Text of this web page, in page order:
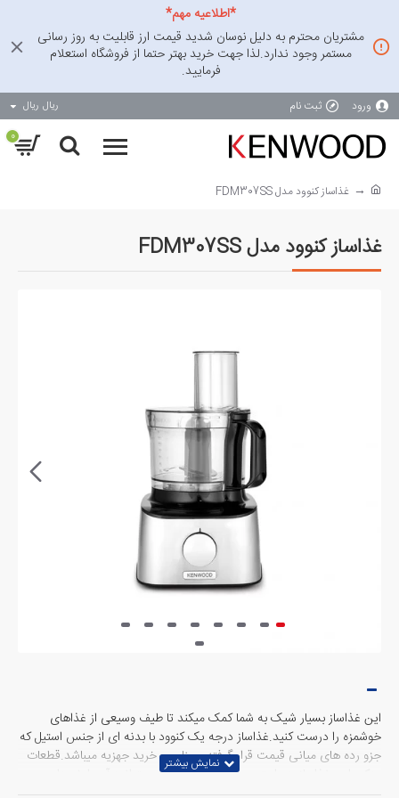
*اطلاعیه مهم*
مشتریان محترم به دلیل نوسان شدید قیمت ارز قابلیت به روز رسانی
مستمر وجود ندارد.لذا جهت خرید بهتر حتما از فروشگاه استعلام
فرمایید.
ورود ثبت نام ریال ریال
0
غذاساز کنوود مدل FDM307SS
غذاساز کنوود مدل FDM307SS
این غذاساز بسیار شیک به شما کمک میکند تا طیف وسیعی از غذاهای
خوشمزه را درست کنید.غذاساز درجه یک کنوود با بدنه ای از جنس استیل که
جزو رده های میانی قیمت قرار گرفته و مناسب خرید جهزیه میباشد.قطعات
یدکی این غذاساز به راحتی در اختیار شماست و میتوانید آن را خریداری